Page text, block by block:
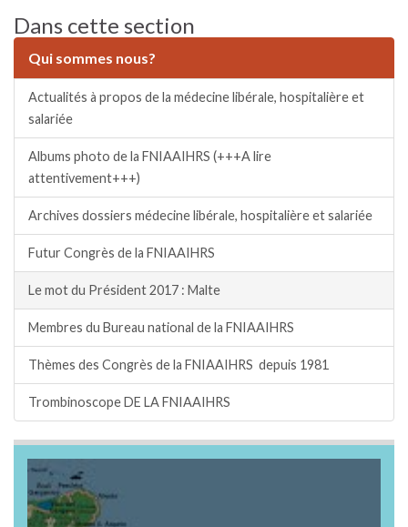
Dans cette section
Qui sommes nous?
Actualités à propos de la médecine libérale, hospitalière et
salariée
Albums photo de la FNIAAIHRS (+++A lire
attentivement+++)
Archives dossiers médecine libérale, hospitalière et salariée
Futur Congrès de la FNIAAIHRS
Le mot du Président 2017 : Malte
Membres du Bureau national de la FNIAAIHRS
Thèmes des Congrès de la FNIAAIHRS depuis 1981
Trombinoscope DE LA FNIAAIHRS